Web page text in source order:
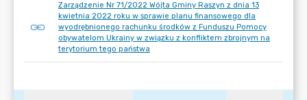
Zarządzenie Nr 71/2022 Wójta Gminy Raszyn z dnia 13
kwietnia 2022 roku w sprawie planu finansowego dla
wyodrębnionego rachunku środków z Funduszu Pomocy
obywatelom Ukrainy w związku z konfliktem zbrojnym na
terytorium tego państwa